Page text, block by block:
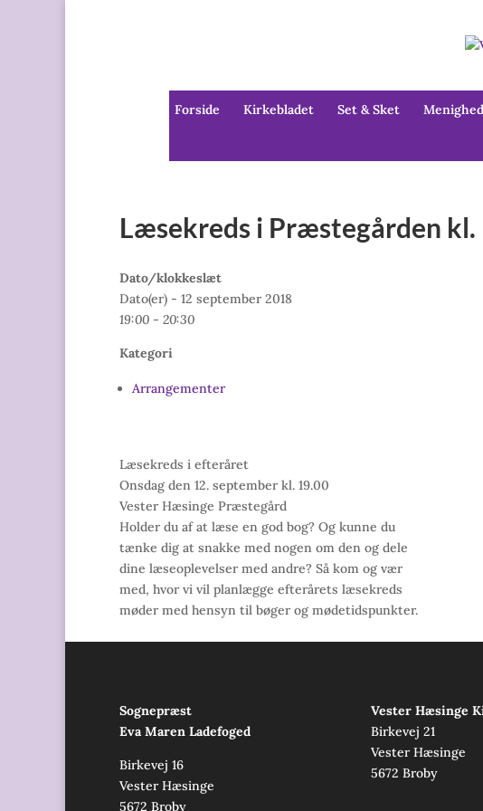
Forside Kirkebladet Set & Sket
Læsekreds i Præstegården kl.
Dato/klokkeslæt
Dato(er) - 12 september 2018
19:00 - 20:30
Kategori
Arrangementer
Læsekreds i efteråret
Onsdag den 12. september kl. 19.00
Vester Hæsinge Præstegård
Holder du af at læse en god bog? Og kunne du
tænke dig at snakke med nogen om den og dele
dine læseoplevelser med andre? Så kom og vær
med, hvor vi vil planlægge efterårets læsekreds
møder med hensyn til bøger og mødetidspunkter.
Sognepræst
Eva Maren Ladefoged
Birkevej 16
Vester Hæsinge
5672 Broby
Vester Hæsinge
Birkevej 21
Vester Hæsinge
5672 Broby